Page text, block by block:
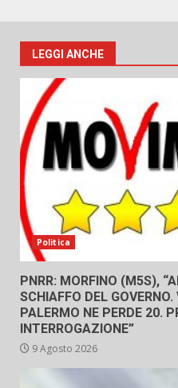
LEGGI ANCHE
Politica
PNRR: MORFINO (M5S),
SCHIAFFO DEL
PALERMO NE PERDE 20.
INTERROGAZIONE”
9 Agosto 2026